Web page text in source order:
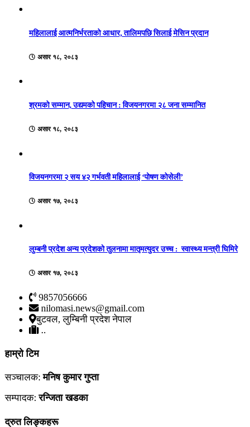
महिलालाई आत्मनिर्भरताको आधार, तालिमपछि सिलाई मेसिन प्रदान
असार १८, २०८३
श्रमको सम्मान, उद्यमको पहिचान : विजयनगरमा २८ जना सम्मानित
असार १८, २०८३
विजयनगरमा २ सय ४२ गर्भवती महिलालाई ‘पोषण कोसेली’
असार १७, २०८३
लुम्बनी प्रदेश अन्य प्रदेशको तुलनामा मातृमत्युदर उच्च : स्वास्थ्य मन्त्री घिमिरे
असार १७, २०८३
9857056666
nilomasi.news@gmail.com
बुटवल, लुम्बिनी प्रदेश नेपाल
..
हाम्रो टिम
सञ्चालक:मनिष कुमार गुप्ता
सम्पादक:रन्जिता खडका
द्रुत लिङ्कहरू